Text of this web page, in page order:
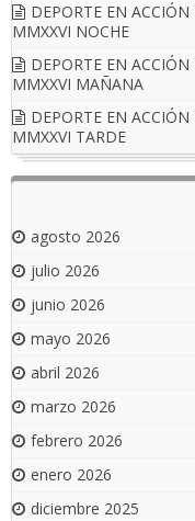
DEPORTE EN
MMXXVI NOCHE
DEPORTE EN
MMXXVI MAÑANA
DEPORTE EN
MMXXVI TARDE
agosto 2026
julio 2026
junio 2026
mayo 2026
abril 2026
marzo 2026
febrero 2026
enero 2026
diciembre 2025